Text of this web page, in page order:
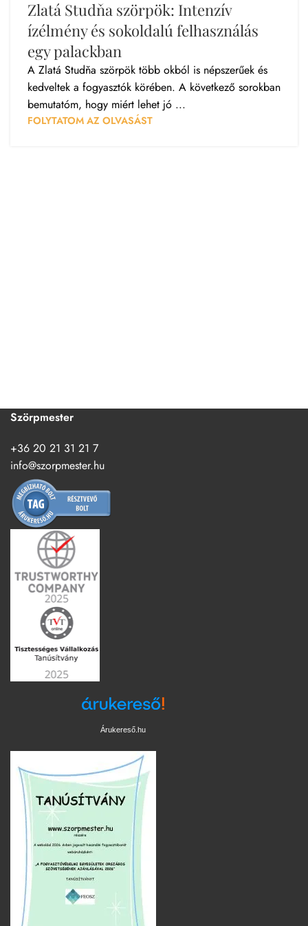
Zlatá Studňa szörpök: Intenzív
ízélmény és sokoldalú felhasználás
egy palackban
A Zlatá Studňa szörpök több okból is népszerűek és
kedveltek a fogyasztók körében. A következő sorokban
bemutatóm, hogy miért lehet jó ...
FOLYTATOM AZ OLVASÁST
Szörpmester
+36 20 21 31 21 7
info@szorpmester.hu
Árukereső.hu